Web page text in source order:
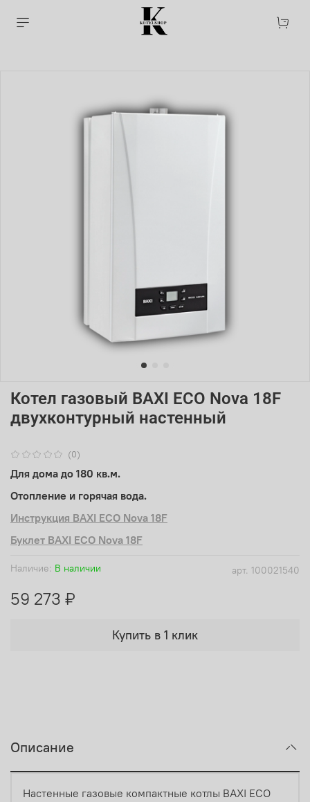
(0)
арт. 100021540
Наличие: В наличии
Котел газовый BAXI ECO Nova 18F
двухконтурный настенный
59 273 ₽
Купить в 1 клик
Для дома до 180 кв.м.
Отопление и горячая вода.
Инструкция BAXI ECO Nova 18F
Буклет BAXI ECO Nova 18F
Описание
Настенные газовые компактные котлы BAXI ECO